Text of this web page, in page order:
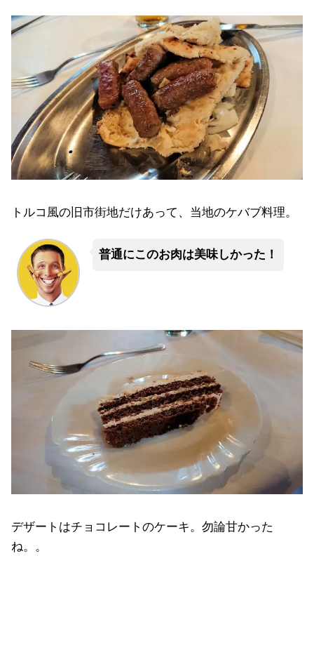
トルコ風の旧市街地だけあって、当地のケバブ料理。
普通にこのお肉は美味しかった！
デザートはチョコレートのケーキ。勿論甘かった
ね。。